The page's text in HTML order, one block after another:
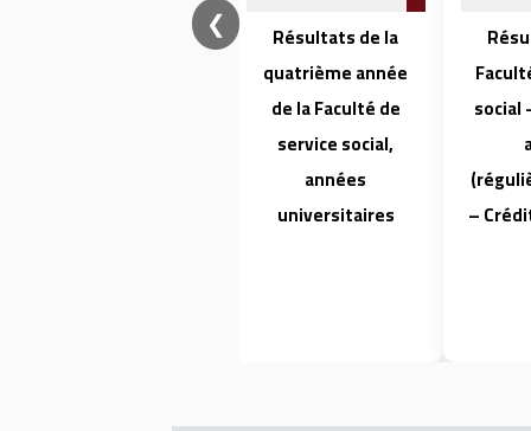
❮
Résultats de la
quatrième année
de la Faculté de
service social,
années
universitaires
social
–